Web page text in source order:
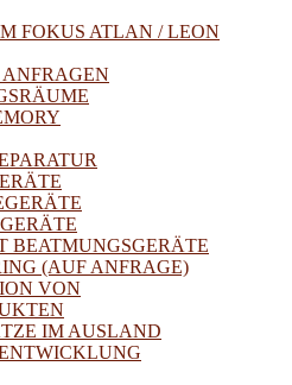
FOKUS ATLAN / LEON
BEATMUNGSGERÄTE
(AUF ANFRAGE)
VON
IM AUSLAND